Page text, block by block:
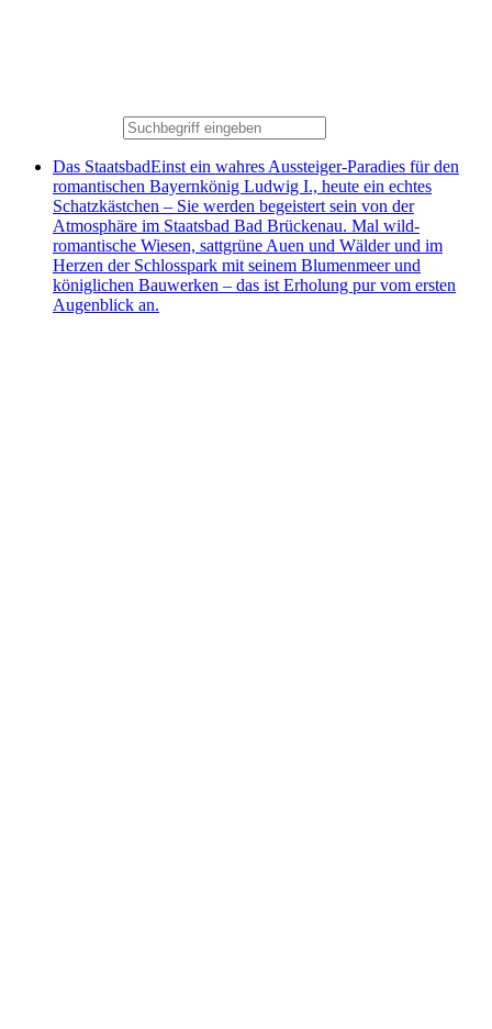
Das StaatsbadEinst ein wahres Aussteiger-Paradies für den
romantischen Bayernkönig Ludwig I., heute ein echtes
Schatzkästchen – Sie werden begeistert sein von der
Atmosphäre im Staatsbad Bad Brückenau. Mal wild-
romantische Wiesen, sattgrüne Auen und Wälder und im
Herzen der Schlosspark mit seinem Blumenmeer und
königlichen Bauwerken – das ist Erholung pur vom ersten
Augenblick an.